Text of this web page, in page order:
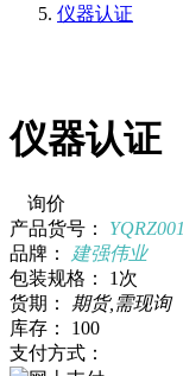
仪器认证
仪器认证
询价
产品货号：
YQRZ001
品牌：
建强伟业
包装规格：
1次
货期：
期货,需现询
库存：
100
支付方式：